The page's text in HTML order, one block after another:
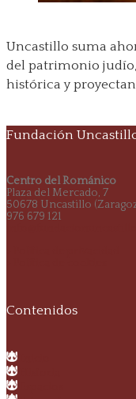
Uncastillo suma
del patrimonio
histórica y
Fundación
Centro del Románico
Plaza del Mercado, 7
50678 Uncastillo
976 679 121
Contenidos